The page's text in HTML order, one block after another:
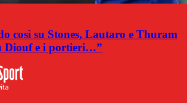
così su Stones, Lautaro e Thuram
Diouf e i portieri…”